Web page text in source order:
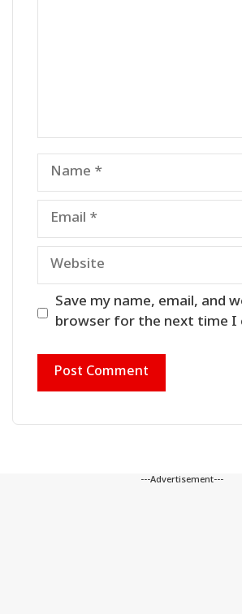
Name
Email
Website
Save my name, email, and
browser for the next time I
---Advertisement---